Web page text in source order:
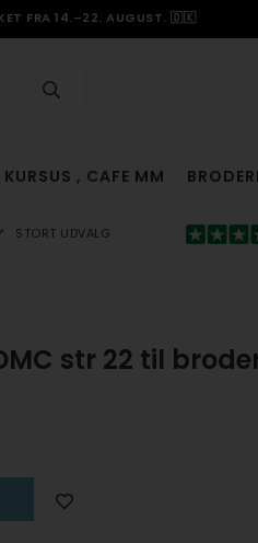
FRA 14.–22. AUGUST. 🇩🇰
KURSUS , CAFE MM BRODERI
STORT UDVALG
str 22 til